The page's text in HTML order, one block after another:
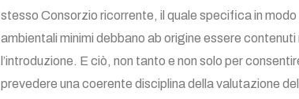
stesso Consorzio ricorrente, il quale specifica in
ambientali minimi debbano ab origine essere
l’introduzione. E ciò, non tanto e non solo per
prevedere una coerente disciplina della valutazione